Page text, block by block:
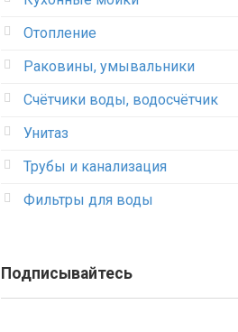
Отопление
Раковины, умывальники
Счётчики воды, водосчётчик
Унитаз
Трубы и канализация
Фильтры для воды
Подписывайтесь